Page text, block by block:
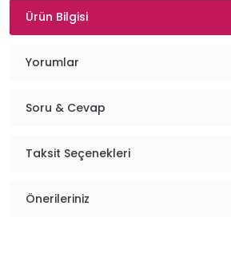
Ürün Bilgisi
Yorumlar
Soru & Cevap
Taksit Seçenekleri
Önerileriniz